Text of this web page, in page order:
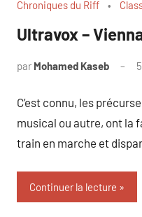
Chroniques du Riff
Ultravox –
par Mohamed Kaseb
C’est connu, les
musical ou autre, ont la
train en marche et
Continuer la lecture